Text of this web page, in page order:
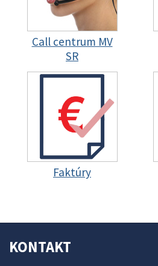
Call centrum MV
SR
Faktúry
KONTAKT